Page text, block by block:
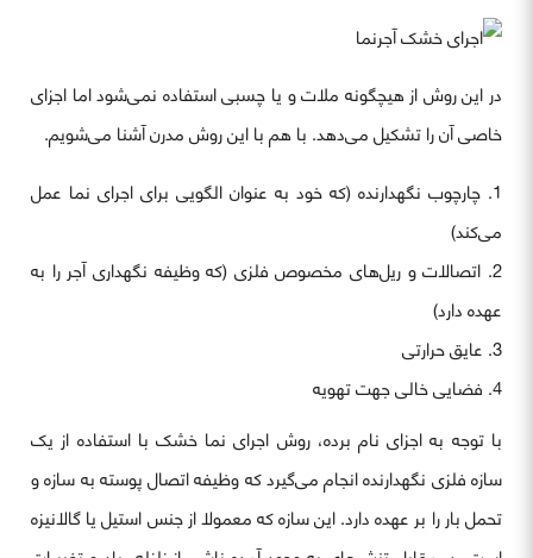
در این روش از هیچگونه ملات و یا چسبی استفاده نمی‌شود اما اجزای
خاصی آن را تشکیل می‌دهد. با هم با این روش مدرن آشنا می‌شویم.
چارچوب نگهدارنده (که خود به عنوان الگویی برای اجرای نما عمل
می‌کند)
اتصالات و ریل‌های مخصوص فلزی (که وظیفه نگهداری آجر را به
عهده دارد)
عایق حرارتی
فضایی خالی جهت تهویه
با توجه به اجزای نام برده، روش اجرای نما خشک با استفاده از یک
سازه فلزی نگهدارنده انجام می‌گیرد که وظیفه اتصال پوسته به سازه و
تحمل بار را بر عهده دارد. این سازه که معمولا از جنس استیل یا گالانیزه